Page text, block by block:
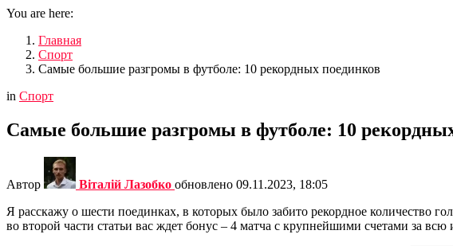
You are here:
Главная
Спорт
Самые большие разгромы в футболе: 10 рекордных поединков
in Спорт
Самые большие разгромы в футболе: 10
Автор Віталій Лазобко обновлено 09.11.2023, 18:05
Я расскажу о шести поединках, в которых было забито рекордное количество
во второй части статьи вас ждет бонус – 4 матча с крупнейшими счетами за